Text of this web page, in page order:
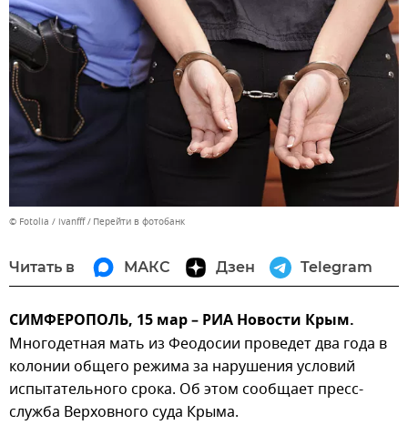
© Fotolia / ivanfff Перейти в фотобанк
Читать в МАКС Дзен Telegram
СИМФЕРОПОЛЬ, 15 мар – РИА Новости Крым.
Многодетная мать из Феодосии проведет два года в
колонии общего режима за нарушения условий
испытательного срока. Об этом сообщает пресс-
служба Верховного суда Крыма.